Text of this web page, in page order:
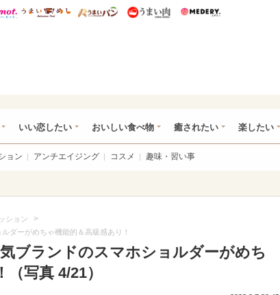
あ総研 ディズニー特集
mimot. うまいめし うまいパン うまい肉
いい恋したい おいしい食べ物 癒されたい 楽したい
ョン アンチエイジング コスメ 趣味・習い事
ション >
ダーがめちゃ機能的＆高級感あり！
気ブランドのスマホショルダーがめち
写真 4/21）